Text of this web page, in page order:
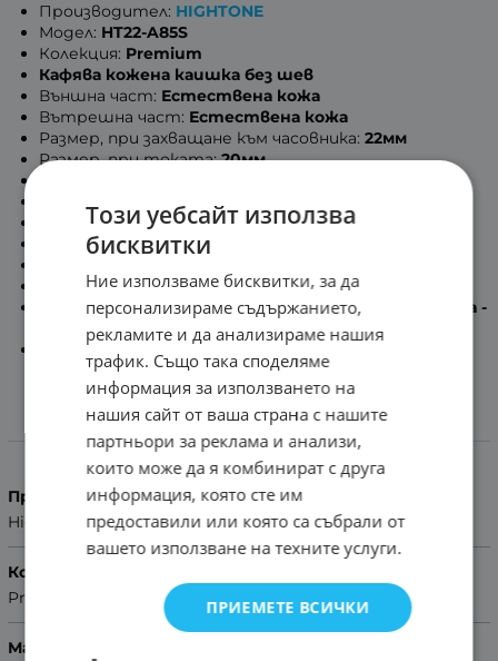
Производител: HIGHTONE
Модел: HT22-A85S
Колекция: Premium
Кафява кожена каишка без шев
Външна част: Естествена кожа
Вътрешна част: Естествена кожа
Размер, при захващане към часовника: 22мм
Размер, при токата:20мм
Минимална дължина на каишката:
Дължина на част с дупки:12.5см
Дължина на част с тока:
Сребриста метална тока
Включени патенти за бърз монтаж в комплекта -
Quick release
Помощ за размер на каишка
Характеристики
Производител
Hightone
Колекция
Premium
Материал
Този уебсайт използва
бисквитки
Ние използваме бисквитки, за да
персонализираме съдържанието,
рекламите и да анализираме нашия
трафик. Също така споделяме
информация за използването на
нашия сайт от ваша страна с нашите
партньори за реклама и анализи,
които може да я комбинират с друга
информация, която сте им
предоставили или която са събрали от
вашето използване на техните услуги.
ПРИЕМЕТЕ ВСИЧКИ